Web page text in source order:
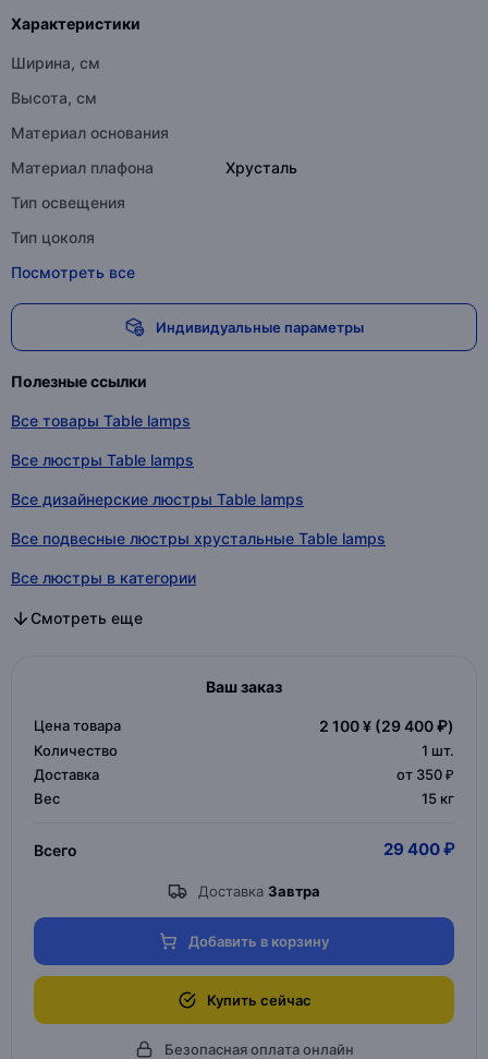
Характеристики
Ширина, см
Высота, см
Материал основания
Материал плафона
Хрусталь
Тип освещения
Тип цоколя
Посмотреть все
Индивидуальные параметры
Полезные ссылки
Все товары Table lamps
Все люстры Table lamps
Все дизайнерские люстры Table lamps
Все подвесные люстры хрустальные Table lamps
Все люстры в категории
Все дизайнерские люстры в категории
Все подвесные люстры хрустальные в категории
Смотреть еще
Ваш заказ
Цена товара 2 100 ¥ (29 400 ₽)
Количество 1 шт.
Доставка
от 350 ₽
Вес
15 кг
Всего 29 400 ₽
Доставка Завтра
Добавить в корзину
Купить сейчас
Безопасная оплата онлайн